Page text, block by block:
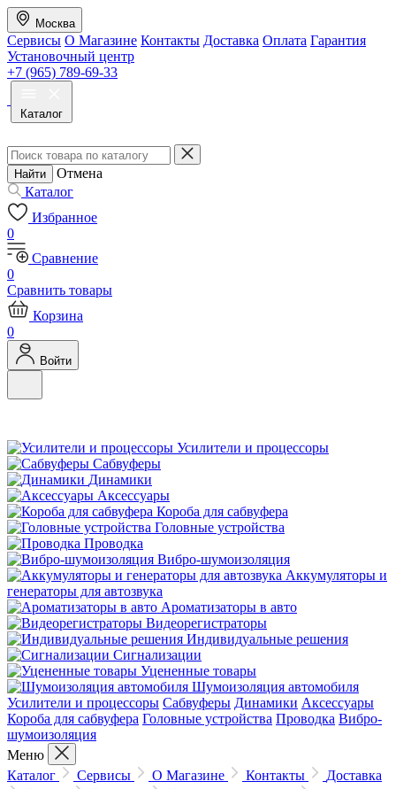
Москва
Сервисы О Магазине Контакты Доставка Оплата Гарантия
Установочный центр
+7 (965) 789-69-33
Каталог
Найти
Отмена
Каталог
Избранное
0
Сравнение
0
Сравнить товары
Корзина
0
Войти
Усилители и процессоры
Сабвуферы
Динамики
Аксессуары
Короба для сабвуфера
Головные устройства
Проводка
Вибро-шумоизоляция
Аккумуляторы и
генераторы для автозвука
Ароматизаторы в авто
Видеорегистраторы
Индивидуальные решения
Сигнализации
Уцененные товары
Шумоизоляция автомобиля
Усилители и процессоры Сабвуферы Динамики Аксессуары
Короба для сабвуфера Головные устройства Проводка Вибро-
шумоизоляция
Меню
Каталог
Сервисы О Магазине Контакты
Доставка